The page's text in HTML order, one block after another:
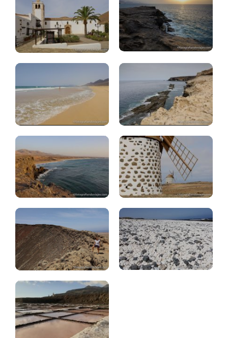
Fuerteventura:
playa
Cofete
Fuerteventura:
cuevas
Ajuy
Fuerteventura:
Cotillo,
Tostón
Fuerteventura:
ruta
molinos
Fuerteventura:
volcán
Calderón
Fuerteventura:
playa
palomitas
La
Palma:
salinas
Fuencaliente